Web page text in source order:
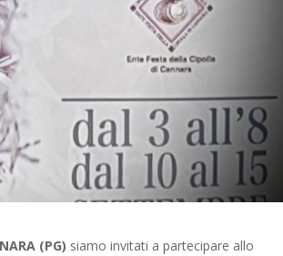
(PG) siamo invitati a partecipare allo